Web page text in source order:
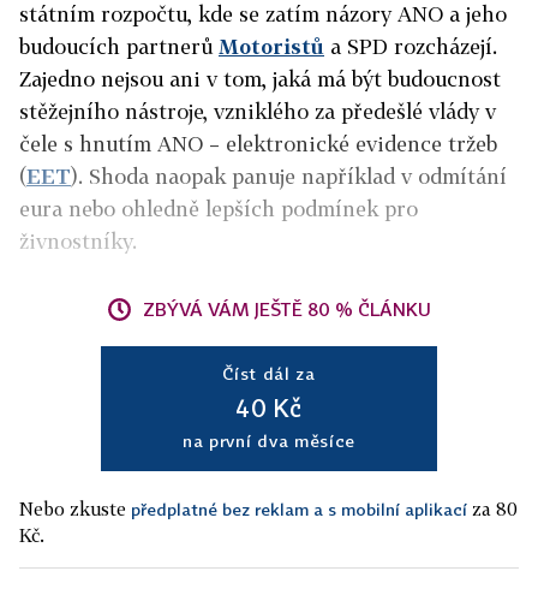
státním rozpočtu, kde se zatím názory ANO a jeho
budoucích partnerů Motoristů a SPD rozcházejí.
Zajedno nejsou ani v tom, jaká má být budoucnost
stěžejního nástroje, vzniklého za předešlé vlády v
čele s hnutím ANO – elektronické evidence tržeb
(EET). Shoda naopak panuje například v odmítání
eura nebo ohledně lepších podmínek pro
živnostníky.
ZBÝVÁ VÁM JEŠTĚ 80 % ČLÁNKU
Číst dál za
40 Kč
na první dva měsíce
Nebo zkuste předplatné bez reklam a s mobilní aplikací za 80
Kč.